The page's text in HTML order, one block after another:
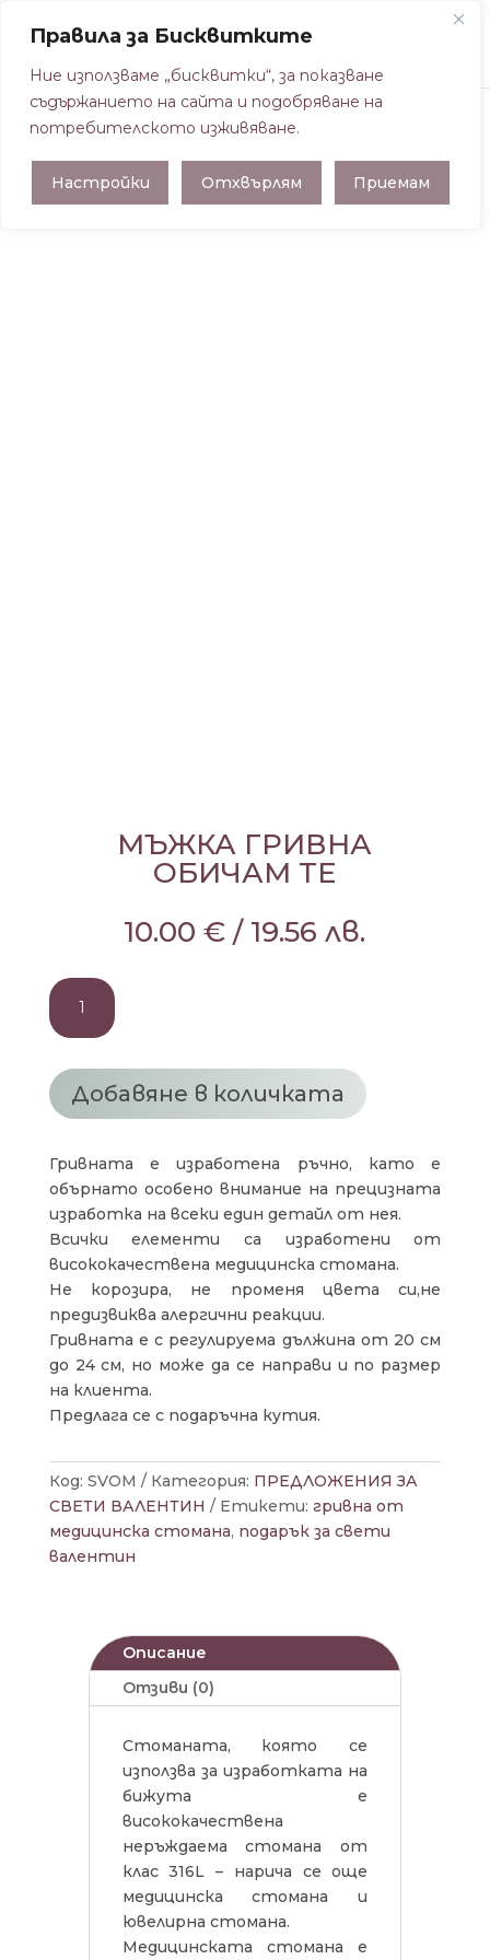
Правила за Бисквитките
Ние използваме „бисквитки“, за показване
съдържанието на сайта и подобряване на
потребителското изживяване.
Настройки Отхвърлям Приемам
Начална страница/ПРЕДЛОЖЕНИЯ ЗА
СВЕТИ ВАЛЕНТИН/ МЪЖКА ГРИВНА
ОБИЧАМ ТЕ
МЪЖКА ГРИВНА
ОБИЧАМ ТЕ
10.00€ / 19.56лв.
количество
за
МЪЖКА
ГРИВНА
ОБИЧАМ
ТЕ
Добавяне в количката
Гривната е изработена ръчно, като е
обърнато особено внимание на прецизната
изработка на всеки един детайл от нея.
Всички елементи са изработени от
висококачествена медицинска стомана.
Не корозира, не променя цвета си,не
предизвиква алергични реакции.
Гривната е с регулируема дължина от 20 см
до 24 см, но може да се направи и по размер
на клиента.
Предлага се с подаръчна кутия.
Код: SVOM Категория: ПРЕДЛОЖЕНИЯ ЗА
СВЕТИ ВАЛЕНТИН
Етикети: гривна от
медицинска стомана, подарък за свети
валентин
Описание
Отзиви (0)
Стоманата, която се
използва за изработката на
бижута е
висококачествена
неръждаема стомана от
клас 316L – нарича се още
медицинска стомана и
ювелирна стомана.
Медицинската стомана е